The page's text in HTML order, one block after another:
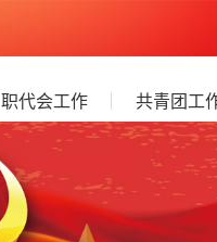
职代会工作 共青团工